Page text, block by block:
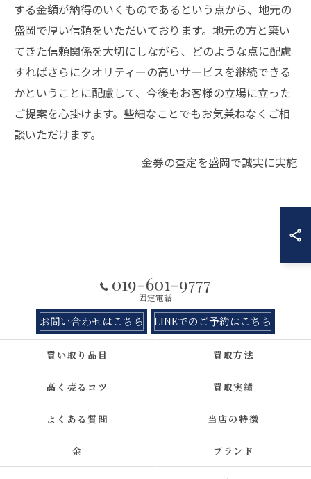
する金額が納得のいくものであるという点から、地元の
盛岡で厚い信頼をいただいております。地元の方と築い
てきた信頼関係を大切にしながら、どのような点に配慮
すればさらにクオリティーの高いサービスを継続できる
かということに配慮して、今後もお客様の立場に立った
ご提案を心掛けます。些細なことでもお気兼ねなくご相
談いただけます。
金券の査定を盛岡で誠実に実施
019-601-9777
固定電話
お問い合わせはこちら LINEでのご予約はこちら
買い取り品目 買取方法
高く売るコツ 買取実績
よくある質問 当店の特徴
金 ブランド